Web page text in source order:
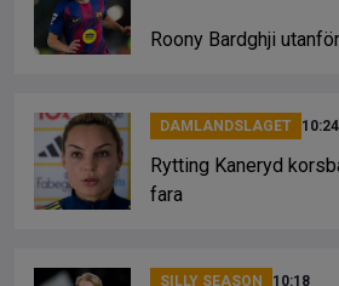
Roony Bardghji
DAMLANDSLAGET 10:24
Rytting Kaneryd
fara
SILLY SEASON 10:18